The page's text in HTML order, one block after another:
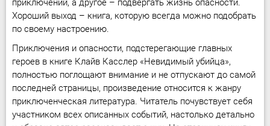
приключений, а другое – подвергать жизнь опасности.
Хороший выход – книга, которую всегда можно подобрать
по своему настроению.
Приключения и опасности, подстерегающие главных
героев в книге Клайв Касслер «Невидимый убийца»,
полностью поглощают внимание и не отпускают до самой
последней страницы, произведение относится к жанру
приключенческая литература. Читатель почувствует себя
участником всех описанных событий, настолько детально